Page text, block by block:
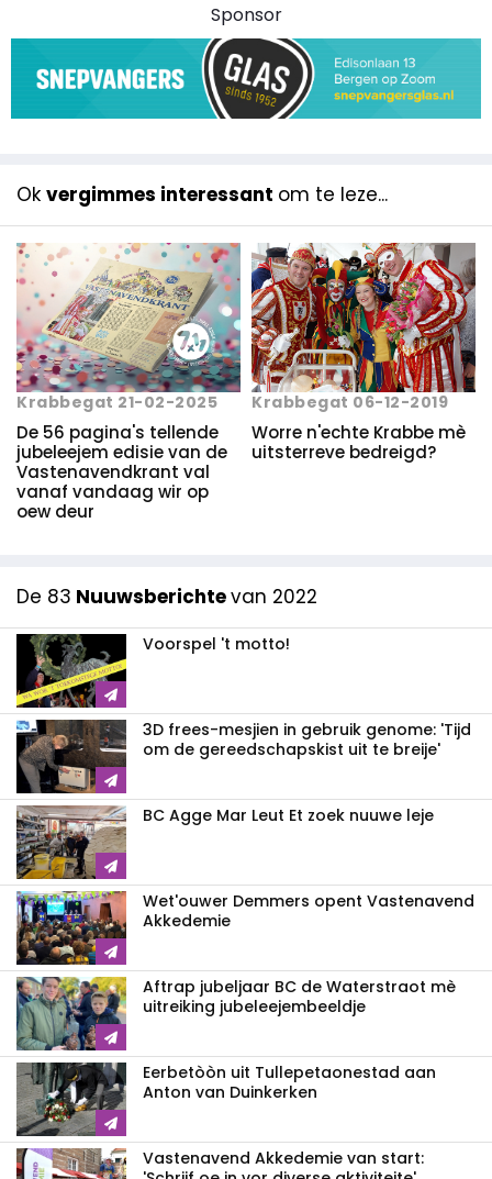
Sponsor
Ok vergimmes interessant om te leze...
Krabbegat 21-02-2025
De 56 pagina's tellende
jubeleejem edisie van de
Vastenavendkrant val
vanaf vandaag wir op
oew deur
Krabbegat 06-12-2019
Worre n'echte Krabbe mè
uitsterreve bedreigd?
De 83 Nuuwsberichtevan 2022
Voorspel 't motto!
3D frees-mesjien in gebruik genome: 'Tijd
om de gereedschapskist uit te breije'
BC Agge Mar Leut Et zoek nuuwe leje
Wet'ouwer Demmers opent Vastenavend
Akkedemie
Aftrap jubeljaar BC de Waterstraot mè
uitreiking jubeleejembeeldje
Eerbetòòn uit Tullepetaonestad aan
Anton van Duinkerken
Vastenavend Akkedemie van start: